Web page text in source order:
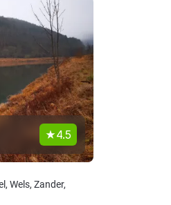
4.5
Wels, Zander,